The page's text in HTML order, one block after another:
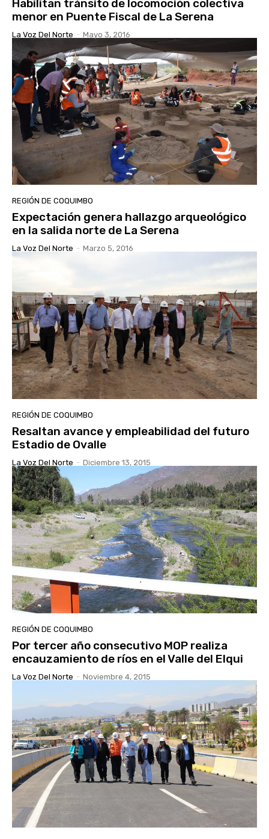
Habilitan tránsito de locomoción colectiva
menor en Puente Fiscal de La Serena
La Voz Del Norte - Mayo 3, 2016
REGIÓN DE COQUIMBO
Expectación genera hallazgo arqueológico
en la salida norte de La Serena
La Voz Del Norte - Marzo 5, 2016
REGIÓN DE COQUIMBO
Resaltan avance y empleabilidad del futuro
Estadio de Ovalle
La Voz Del Norte - Diciembre 13, 2015
REGIÓN DE COQUIMBO
Por tercer año consecutivo MOP realiza
encauzamiento de ríos en el Valle del Elqui
La Voz Del Norte - Noviembre 4, 2015